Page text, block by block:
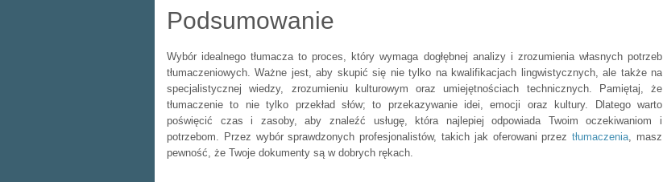
Podsumowanie
Wybór idealnego tłumacza to proces, który wymaga dogłębnej analizy i zrozumienia własnych potrzeb
tłumaczeniowych. Ważne jest, aby skupić się nie tylko na kwalifikacjach lingwistycznych, ale także na
specjalistycznej wiedzy, zrozumieniu kulturowym oraz umiejętnościach technicznych. Pamiętaj, że
tłumaczenie to nie tylko przekład słów; to przekazywanie idei, emocji oraz kultury. Dlatego warto
poświęcić czas i zasoby, aby znaleźć usługę, która najlepiej odpowiada Twoim oczekiwaniom i
potrzebom. Przez wybór sprawdzonych profesjonalistów, takich jak oferowani przeztłumaczenia, masz
pewność, że Twoje dokumenty są w dobrych rękach.